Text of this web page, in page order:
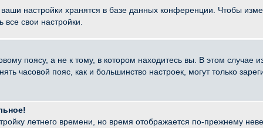
настройки хранятся в базе данных конференции. Чтобы
свои настройки.
поясу, а не к тому, в котором находитесь вы. В этом случае
часовой пояс, как и большинство настроек, могут только
летнего времени, но время отображается по-прежнему